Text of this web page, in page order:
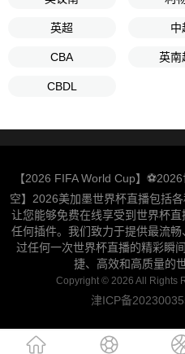
英超 中
CBA 英南
CBDL
【2026 FIFA World Cup】
空】2026美加墨世界杯直播包括
让您能够免费在线享受到世界杯
任何插件。我们致力于提供最流
过任何一次世界杯直播的精彩瞬
捷、高效和高质量的
Copyright © 2026 All Rights
津ICP备